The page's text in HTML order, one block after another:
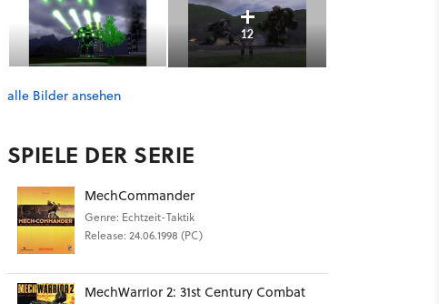
12
alle Bilder ansehen
SPIELE DER SERIE
MechCommander
Genre: Echtzeit-Taktik
Release: 24.06.1998 (PC)
MechWarrior 2: 31st Century Combat